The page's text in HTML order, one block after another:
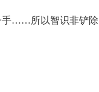
手……所以智识非铲除